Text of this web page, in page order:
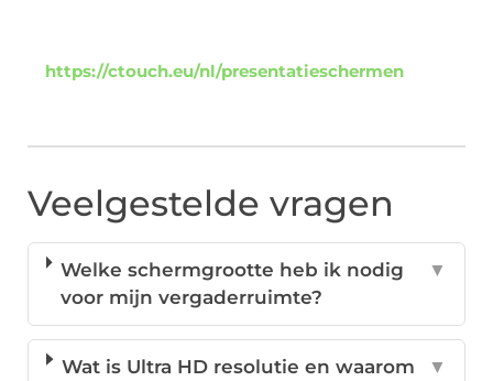
https://ctouch.eu/nl/presentatieschermen
Veelgestelde vragen
Welke schermgrootte heb ik nodig
voor mijn vergaderruimte?
▼
Wat is Ultra HD resolutie en waarom
▼